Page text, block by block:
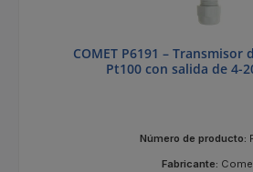
COMET P6191 –
Pt100 con salida de 4-
Número de producto:
Fabricante: